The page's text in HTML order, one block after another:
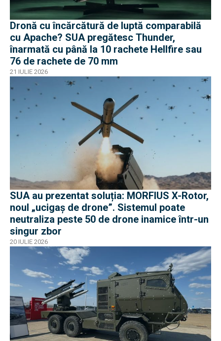
Dronă cu încărcătură de luptă comparabilă
cu Apache? SUA pregătesc Thunder,
înarmată cu până la 10 rachete Hellfire sau
76 de rachete de 70 mm
21 IULIE 2026
SUA au prezentat soluția: MORFIUS X-Rotor,
noul „ucigaș de drone”. Sistemul poate
neutraliza peste 50 de drone inamice într-un
singur zbor
20 IULIE 2026